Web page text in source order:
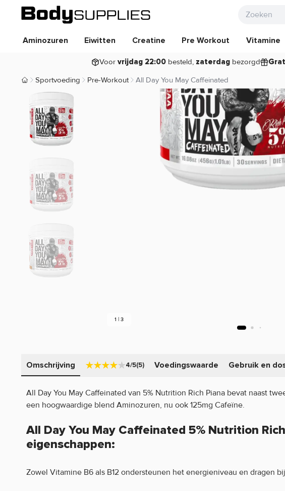
Aminozuren Eiwitten Creatine Pre Workout Vitamine
Voor vrijdag 22:00 besteld, zaterdag bezorgd
Body Supplies | Sportvoeding en Supplementen
Sportvoeding Pre-Workout All Day You May Caffeinated
1 | 3
Omschrijving 4/5(5) Voedingswaarde Gebruik en
All Day You May Caffeinated van 5% Nutrition Rich Piana bevat naast
een hoogwaardige blend Aminozuren, nu ook 125mg Cafeïne.
All Day You May Caffeinated 5% Nutrition
eigenschappen:
Zowel Vitamine B6 als B12 ondersteunen het energieniveau en dragen